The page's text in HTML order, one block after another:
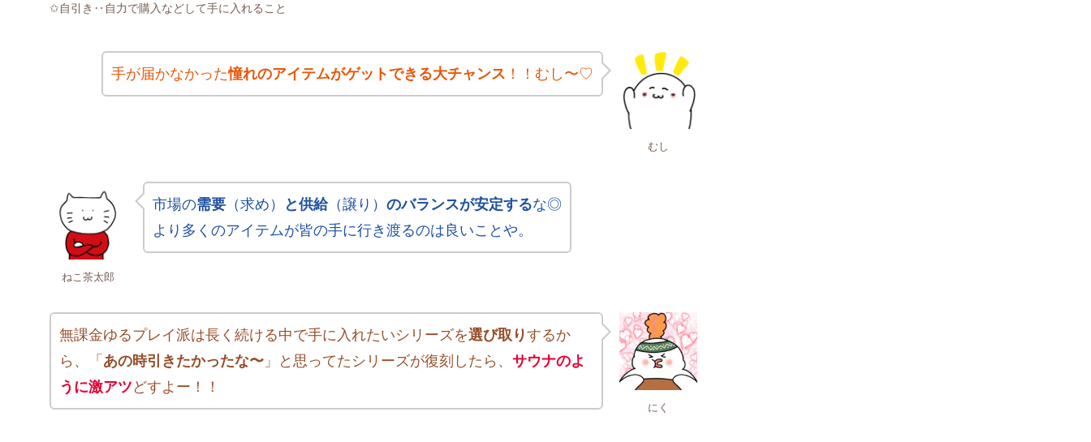
✩自引き‥自力で購入などして手に入れること
むし
手が届かなかった憧れのアイテムがゲットできる大チャンス ！！むし〜♡
ねこ茶太郎
市場の需要 （求め） と供給（譲り）のバランスが安定するな◎
より多くのアイテムが皆の手に行き渡るのは良いことや。
にく
無課金ゆるプレイ派は長く続ける中で手に入れたいシリーズを選び取りするか
ら、「 あの時引きたかったな〜」と思ってたシリーズが復刻したら、 サウナのよ
うに激アツ どすよー！！